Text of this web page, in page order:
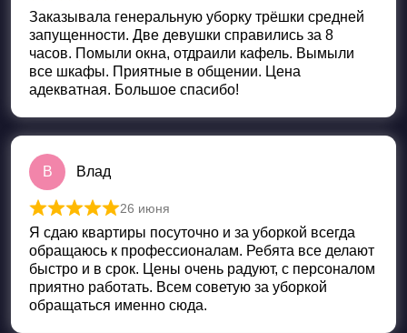
Заказывала генеральную уборку трёшки средней
запущенности. Две девушки справились за 8
часов. Помыли окна, отдраили кафель. Вымыли
все шкафы. Приятные в общении. Цена
адекватная. Большое спасибо!
В Влад
Оценка
26 июня
Я сдаю квартиры посуточно и за уборкой всегда
обращаюсь к профессионалам. Ребята все делают
быстро и в срок. Цены очень радуют, с персоналом
приятно работать. Всем советую за уборкой
обращаться именно сюда.